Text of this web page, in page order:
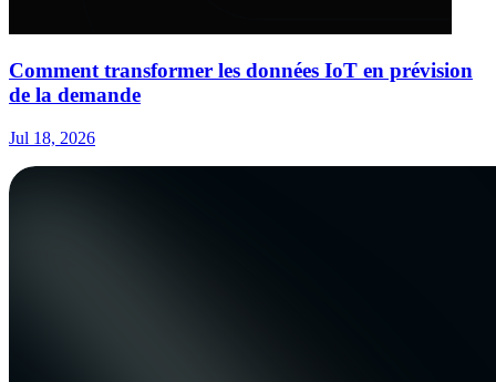
Comment transformer les données IoT en prévision
de la demande
Jul 18, 2026